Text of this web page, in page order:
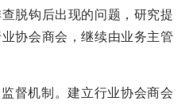
脱钩后出现的问题，研究提
协会商会，继续由业务主管
监督机制。建立行业协会商会